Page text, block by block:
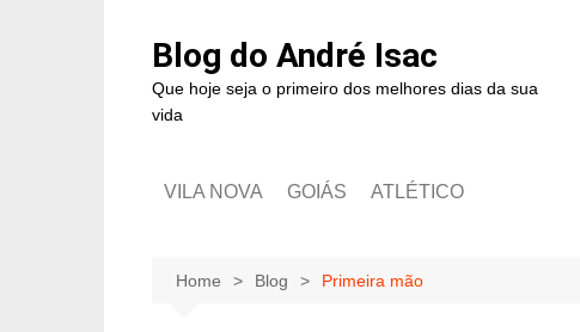
Blog do André Isac
Que hoje seja o primeiro dos melhores dias da sua
vida
VILA NOVA GOIÁS ATLÉTICO
Home Blog Primeira mão